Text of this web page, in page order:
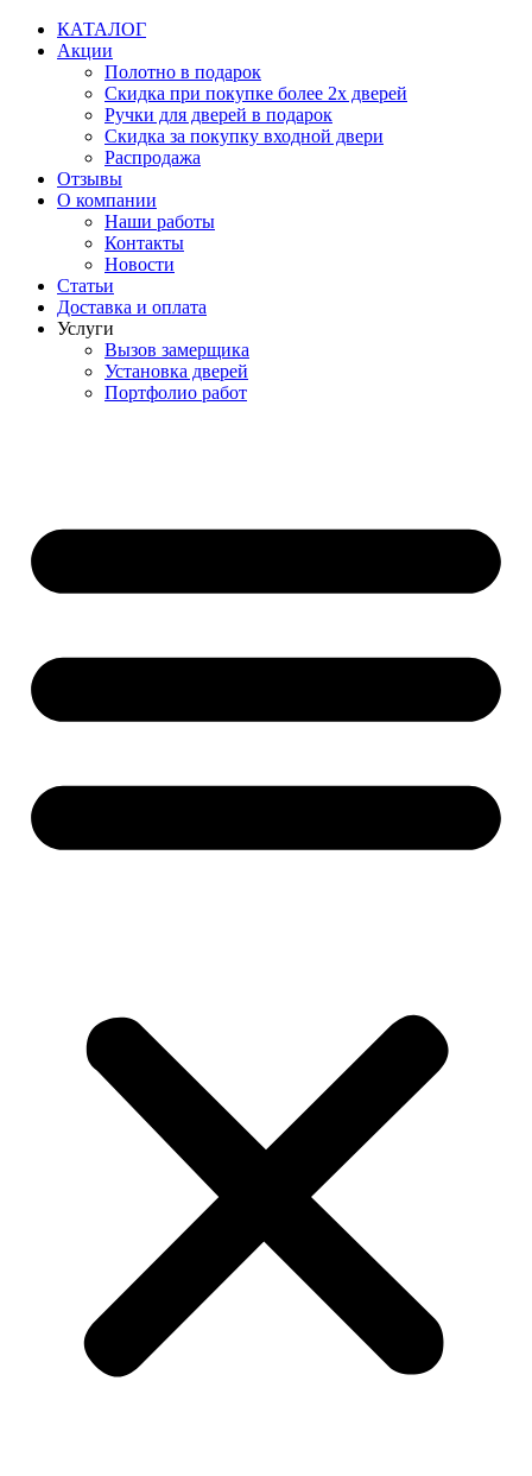
Перейти
содержимому
КАТАЛОГ
Акции
Полотно в подарок
Скидка при покупке более 2х дверей
Ручки для дверей в подарок
Скидка за покупку входной двери
Распродажа
Отзывы
О компании
Наши работы
Контакты
Новости
Статьи
Доставка и оплата
Услуги
Вызов замерщика
Установка дверей
Портфолио работ